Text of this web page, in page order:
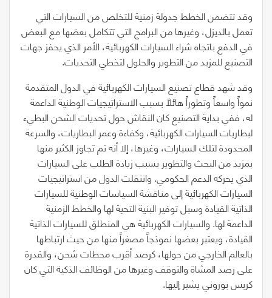
وقد تتضمن الخطط جدولة زمنية للتخلص من السيارات التي
تعمل بالديزل، وغيرها من البرامج التي تتكامل بعضها مع البعض
في الدفع باتجاه شراء السيارات الكهربائية، الأمر الذي يحفز جهات
التصنيع للمزيد من التطوير والحلول لتخطي التحديات.
وقد شهد قطاع تصنيع السيارات الكهربائية في الدول المتقدمة
نمواً واسعاً وتطوراً هائلاً بسبب الاستراتيجيات الوطنية الداعمة
له، ففي بداية التصنيع كان النقاش حول تحديات الشحن البطيء
لبطاريات السيارات الكهربائية، وكفاءة وعمر البطاريات، والسرعة
المحدودة لتلك السيارات، وغيرها، إلا أنه تم تجاوز الكثير منها
بمزيد من البحث والتطوير بسبب زيادة الطلب على السيارات
الذي يحركه الدعم الحكومي. وانتقلت الدول من استراتيجيات
السيارات الكهربائية إلى مناقشة السياسات الوطنية للسيارات
الذاتية القيادة وسبل توفير البنية التحية لها والخطط الزمنية
الداعمة لها. والسيارات الكهربائية هي المنطلق للسيارات الذاتية
القيادة، ويعتبر بعضها نموذجاً مصغراً منها من حيث ارتباطها
بالعالم الخارجي من حولها، كرصد أقرب محطات شحن، والقدرة
على رصد المشاة والتوقف وغيرها من الوظائف الذكية التي كان
كريس بوروني يشير إليها.